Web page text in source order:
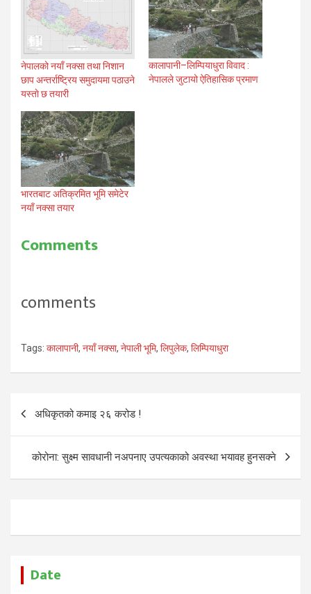
नेपालको नयाँ नक्सा तथा निशान
छाप अन्तर्राष्ट्रिय समुदायमा पठाउने
यस्ताे छ तयारी
कालापानी–लिम्पियाधुरा विवाद :
नेपालले जुटायो ऐतिहासिक प्रमाण
भारतबाट अतिक्रमित भूमि समेटेर
नयाँ नक्सा तयार
Comments
comments
Tags: कालापानी, नयाँ नक्सा, नेपाली भूमि, लिपुलेक, लिम्पियाधुरा
Post
navigation
अधिकृतको कमाइ २६ करोड !
कोरोना: सुक्ष्म सावधानी नअपनाए उपत्यकाको अवस्था भयावह हुनसक्ने
Date